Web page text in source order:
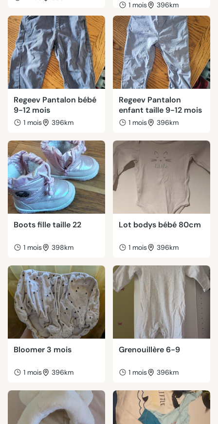
1 mois 396km
Regeev Pantalon bébé
9-12 mois
1 mois 396km
Regeev Pantalon
enfant taille 9-12 mois
1 mois 396km
Boots fille taille 22
1 mois 398km
Lot bodys bébé 80cm
1 mois 396km
Bloomer 3 mois
1 mois 396km
Grenouillère 6-9
1 mois 396km